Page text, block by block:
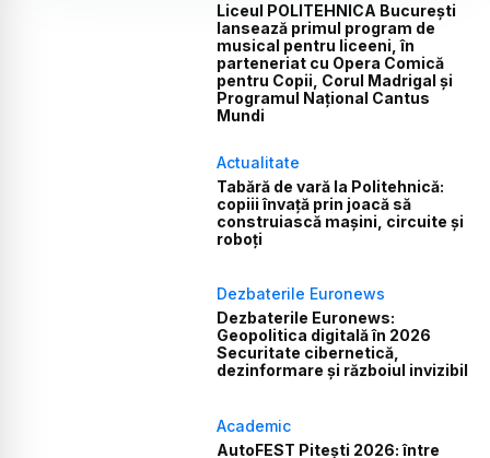
Liceul POLITEHNICA București
lansează primul program de
musical pentru liceeni, în
parteneriat cu Opera Comică
pentru Copii, Corul Madrigal și
Programul Național Cantus
Mundi
Actualitate
Tabără de vară la Politehnică:
copiii învață prin joacă să
construiască mașini, circuite și
roboți
Dezbaterile Euronews
Dezbaterile Euronews:
Geopolitica digitală în 2026
Securitate cibernetică,
dezinformare și războiul invizibil
Academic
AutoFEST Pitești 2026: între